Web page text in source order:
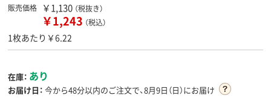
販売価格 ￥1,130 （税抜き）
￥1,243 （税込）
1枚あたり￥6.22
在庫： あり
お届け日： 今から48分以内のご注文で、8月9日（日）にお届け